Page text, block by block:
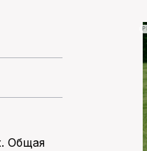
Общая